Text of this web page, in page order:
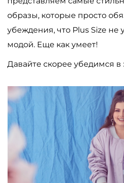
образы, которые просто
убеждения, что Plus Size не
модой. Еще как умеет!
Давайте скорее убедимся в